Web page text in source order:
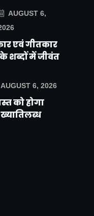
AUGUST 6,
एवं गीतकार
शब्दों में जीवंत
AUGUST 6, 2026
को होगा